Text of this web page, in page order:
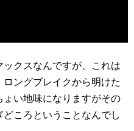
クスなんですが、これは
ングブレイクから明けた
い地味になりますがその
ころということなんでし